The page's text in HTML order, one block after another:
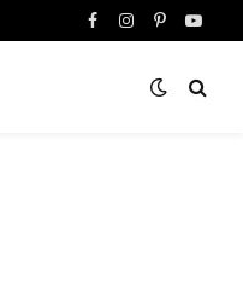
FacebookInstagram
Pinterest